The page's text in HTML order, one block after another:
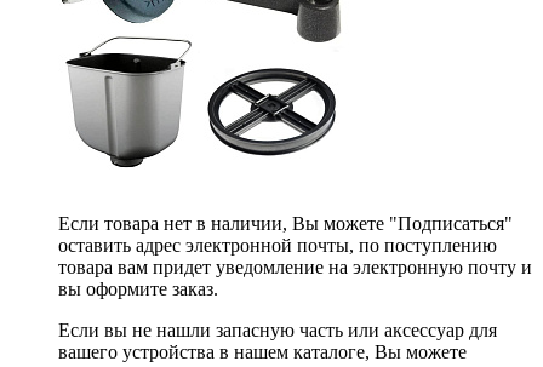
Если товара нет в наличии, Вы можете "Подписаться"
оставить адрес электронной почты, по поступлению
товара вам придет уведомление на электронную почту и
вы оформите заказ.
Если вы не нашли запасную часть или аксессуар для
вашего устройства в нашем каталоге, Вы можете